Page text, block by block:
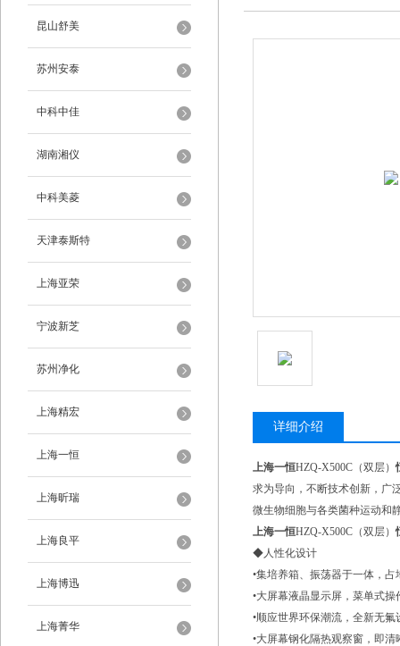
昆山舒美
苏州安泰
中科中佳
湖南湘仪
中科美菱
天津泰斯特
上海亚荣
宁波新芝
苏州净化
上海精宏
上海一恒
上海昕瑞
上海良平
上海博迅
上海菁华
详细介绍
上海一恒HZQ-X500C（双层）
求为导向，不断技术创新，广
微生物细胞与各类菌种运动和
上海一恒HZQ-X500C（双层）
◆人性化设计
•集培养箱、振荡器于一体，
•大屏幕液晶显示屏，菜单式
•顺应世界环保潮流，全新无
•大屏幕钢化隔热观察窗，即